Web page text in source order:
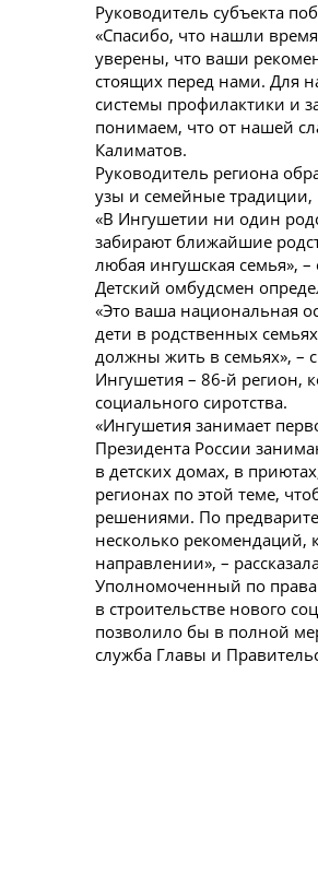
Руководитель субъекта
«Спасибо, что нашли
уверены, что ваши
стоящих перед нами. Для
системы профилактики и
понимаем, что от нашей
Калиматов.
Руководитель региона
узы и семейные традиции,
«В Ингушетии ни один
забирают ближайшие
любая ингушская семья»,
Детский омбудсмен
«Это ваша национальная
дети в родственных
должны жить в семьях», –
Ингушетия – 86-й регион,
социального сиротства.
«Ингушетия занимает
Президента России
в детских домах, в
регионах по этой теме,
решениями. По
несколько рекомендаций,
направлении», –
Уполномоченный по
в строительстве нового
позволило бы в полной
служба Главы и